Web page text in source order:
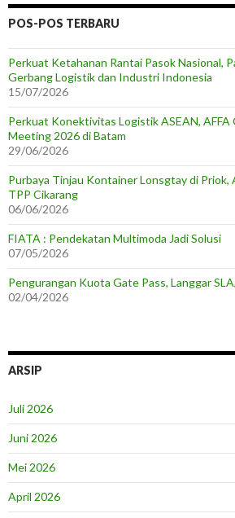
POS-POS TERBARU
Perkuat Ketahanan Rantai Pasok Nasional,
Gerbang Logistik dan Industri Indonesia
15/07/2026
Perkuat Konektivitas Logistik ASEAN, AFFA
Meeting 2026 di Batam
29/06/2026
Purbaya Tinjau Kontainer Lonsgtay di Priok,
TPP Cikarang
06/06/2026
FIATA : Pendekatan Multimoda Jadi Solusi
07/05/2026
Pengurangan Kuota Gate Pass, Langgar
02/04/2026
ARSIP
Juli 2026
Juni 2026
Mei 2026
April 2026